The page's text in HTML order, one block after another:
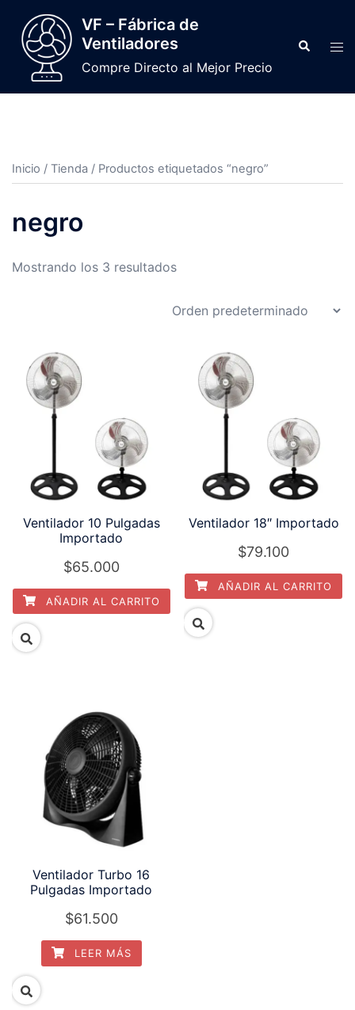
VF – Fábrica de
Ventiladores
Compre Directo al Mejor Precio
Inicio / Tienda / Productos etiquetados “negro”
negro
Mostrando los 3 resultados
Ventilador 10 Pulgadas
Importado
$65.000
AÑADIR AL CARRITO
Ventilador 18″ Importado
$79.100
AÑADIR AL CARRITO
Ventilador Turbo 16
Pulgadas Importado
$61.500
LEER MÁS